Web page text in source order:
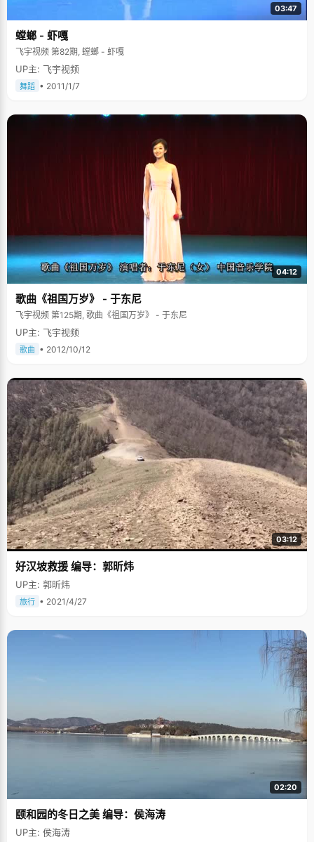
03:47
螳螂 - 虾嘎
飞宇视频 第82期, 螳螂 - 虾嘎
UP主: 飞宇视频
舞蹈 • 2011/1/7
04:12
歌曲《祖国万岁》 - 于东尼
飞宇视频 第125期, 歌曲《祖国万岁》 - 于东尼
UP主: 飞宇视频
歌曲 • 2012/10/12
03:12
好汉坡救援 编导：郭昕炜
UP主: 郭昕炜
旅行 • 2021/4/27
02:20
颐和园的冬日之美 编导：侯海涛
UP主: 侯海涛